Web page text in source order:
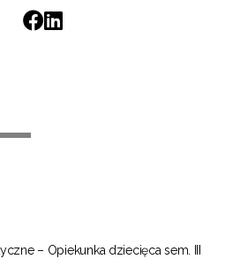
– Opiekunka dziecięca sem. III